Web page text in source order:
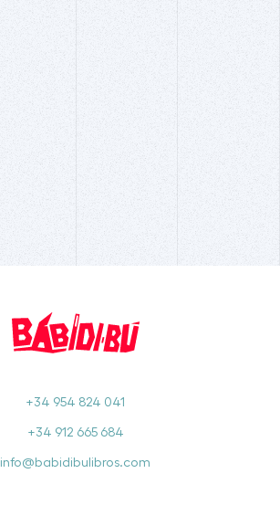
+34 954 824 041
+34 912 665 684
info@babidibulibros.com